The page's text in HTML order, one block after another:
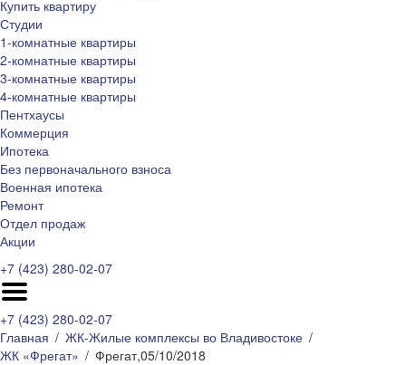
Купить квартиру
Студии
1-комнатные квартиры
2-комнатные квартиры
3-комнатные квартиры
4-комнатные квартиры
Пентхаусы
Коммерция
Ипотека
Без первоначального взноса
Военная ипотека
Ремонт
Отдел продаж
Акции
+7 (423) 280-02-07
+7 (423) 280-02-07
Главная
ЖК-Жилые комплексы во Владивостоке
ЖК «Фрегат»
Фрегат,05/10/2018